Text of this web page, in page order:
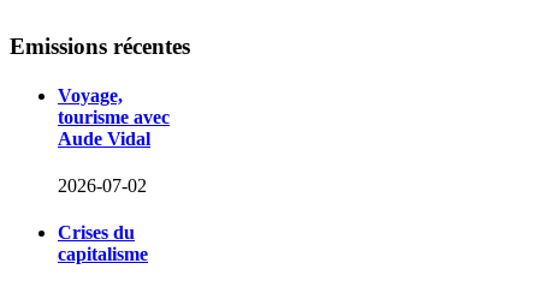
Emissions récentes
Voyage,
tourisme avec
Aude Vidal
2026-07-02
Crises du
capitalisme